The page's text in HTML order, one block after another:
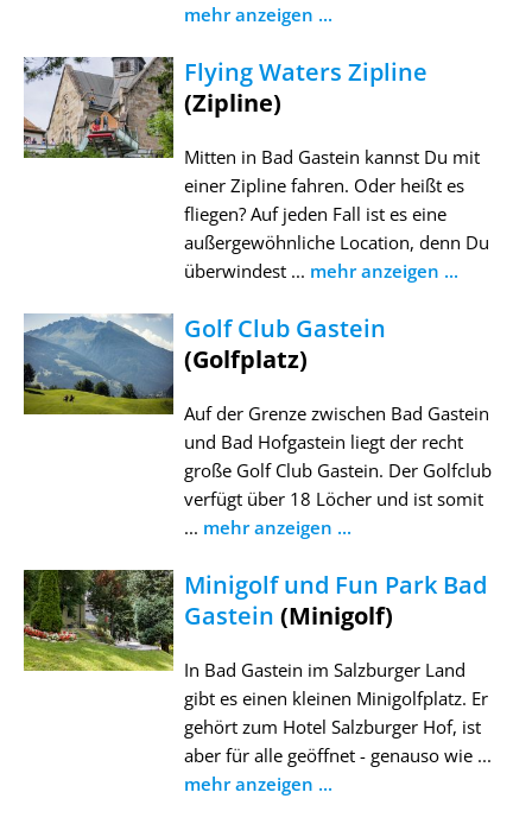
mehr anzeigen ...
Flying Waters Zipline
(Zipline)
Mitten in Bad Gastein kannst Du mit
einer Zipline fahren. Oder heißt es
fliegen? Auf jeden Fall ist es eine
außergewöhnliche Location, denn Du
überwindest ... mehr anzeigen ...
Golf Club Gastein
(Golfplatz)
Auf der Grenze zwischen Bad Gastein
und Bad Hofgastein liegt der recht
große Golf Club Gastein. Der Golfclub
verfügt über 18 Löcher und ist somit
... mehr anzeigen ...
Minigolf und Fun Park Bad
Gastein (Minigolf)
In Bad Gastein im Salzburger Land
gibt es einen kleinen Minigolfplatz. Er
gehört zum Hotel Salzburger Hof, ist
aber für alle geöffnet - genauso wie ...
mehr anzeigen ...